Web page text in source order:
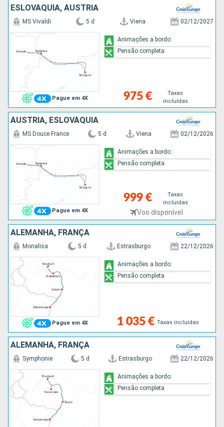
ESLOVÁQUIA, ÁUSTRIA
Pague em 4X
MS Vivaldi 5 d Viena 02/12/2027
975 €
Taxas
incluídas
Animações a bordo:
Pensão completa
ÁUSTRIA, ESLOVÁQUIA
Pague em 4X
MS Douce France 5 d Viena 02/12/2026
999 €
Taxas
incluídas
Voo disponível
Animações a bordo:
Pensão completa
ALEMANHA, FRANÇA
Pague em 4X
Monalisa 5 d Estrasburgo 22/12/2026
1 035 € Taxas incluídas
Animações a bordo:
Pensão completa
ALEMANHA, FRANÇA
Symphonie 5 d Estrasburgo 22/12/2026
Animações a bordo:
Pensão completa